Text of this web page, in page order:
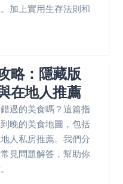
加上實用生存法則和
略：隱藏版
在地人推薦
過的美食嗎？這篇指
晚的美食地圖，包括
人私房推薦。我們分
見問題解答，幫助你